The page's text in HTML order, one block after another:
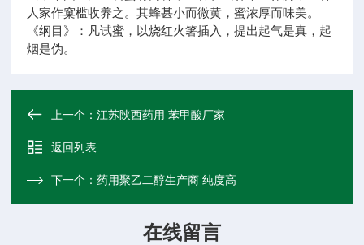
人家作窠槛收养之。其蜂甚小而微黄，蜜浓厚而味美。
《纲目》：凡试蜜，以烧红火箸插入，提出起气是真，起
烟是伪。
上一个：江苏陕西药用 苯甲酸厂家
返回列表
下一个：药用聚乙二醇生产商 纯度高
在线留言